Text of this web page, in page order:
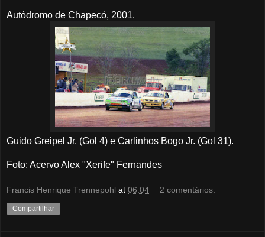
Autódromo de Chapecó, 2001.
Guido Greipel Jr. (Gol 4) e Carlinhos Bogo Jr. (Gol 31).
Foto: Acervo Alex "Xerife" Fernandes
Francis Henrique Trennepohl at 06:04 2 comentários:
Compartilhar